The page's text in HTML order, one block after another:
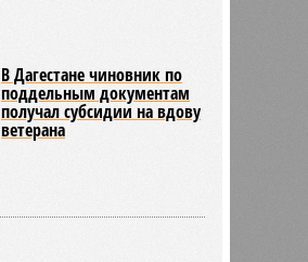
В Дагестане чиновник по
поддельным документам
получал субсидии на вдову
ветерана